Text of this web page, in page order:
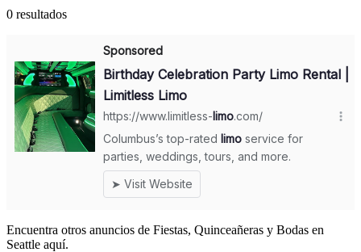
0 resultados
Encuentra otros anuncios de Fiestas, Quinceañeras y Bodas en
Seattle aquí.